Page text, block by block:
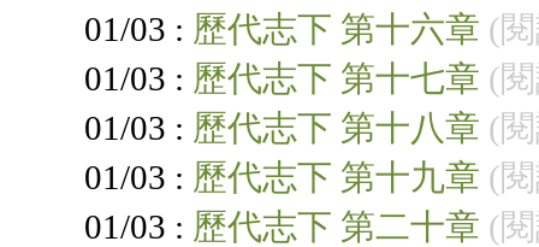
01/03 : 歷代志下 第十六章 (
01/03 : 歷代志下 第十七章 (
01/03 : 歷代志下 第十八章 (
01/03 : 歷代志下 第十九章 (
01/03 : 歷代志下 第二十章 (